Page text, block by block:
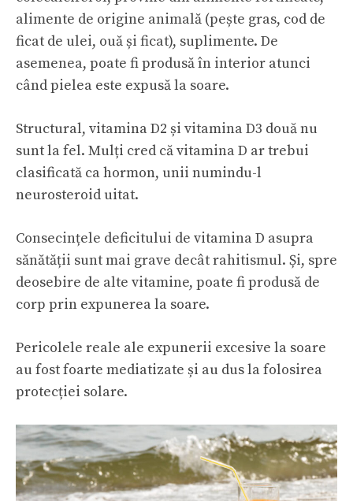
alimente de origine animală (pește gras, cod de
ficat de ulei, ouă și ficat), suplimente. De
asemenea, poate fi produsă în interior atunci
când pielea este expusă la soare.
Structural, vitamina D2 și vitamina D3 două nu
sunt la fel. Mulți cred că vitamina D ar trebui
clasificată ca hormon, unii numindu-l
neurosteroid uitat.
Consecințele deficitului de vitamina D asupra
sănătății sunt mai grave decât rahitismul. Și, spre
deosebire de alte vitamine, poate fi produsă de
corp prin expunerea la soare.
Pericolele reale ale expunerii excesive la soare
au fost foarte mediatizate și au dus la folosirea
protecției solare.